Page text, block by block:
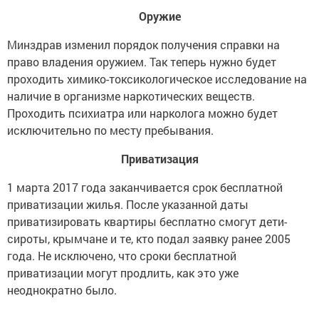
Оружие
Минздрав изменил порядок получения справки на
право владения оружием. Так теперь нужно будет
проходить химико-токсикологическое исследование на
наличие в организме наркотических веществ.
Проходить психиатра или нарколога можно будет
исключительно по месту пребывания.
Приватизация
1 марта 2017 года заканчивается срок бесплатной
приватизации жилья. После указанной даты
приватизировать квартиры бесплатно смогут дети-
сироты, крымчане и те, кто подал заявку ранее 2005
года. Не исключено, что сроки бесплатной
приватизации могут продлить, как это уже
неоднократно было.